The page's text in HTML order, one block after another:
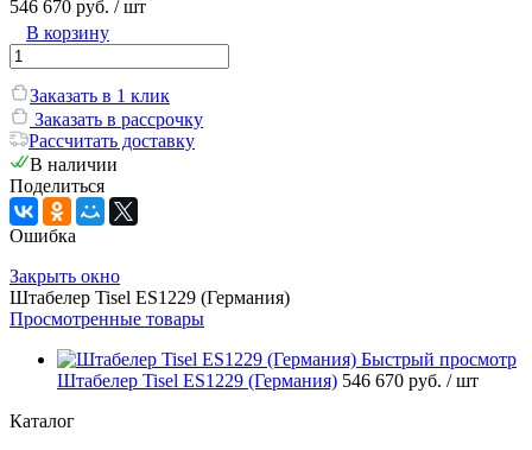
546 670 руб. / шт
В корзину
Заказать в 1 клик
Заказать в рассрочку
Рассчитать доставку
В наличии
Поделиться
Ошибка
Закрыть окно
Штабелер Tisel ES1229 (Германия)
Просмотренные товары
Быстрый просмотр
Штабелер Tisel ES1229 (Германия) 546 670 руб. / шт
Каталог